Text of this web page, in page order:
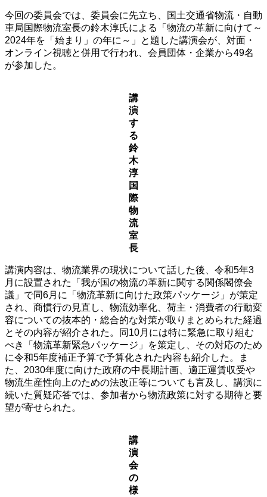
今回の委員会では、委員会に先立ち、国土交通省物流・自動
車局国際物流室長の鈴木淳氏による「物流の革新に向けて～
2024年を「始まり」の年に～」と題した講演会が、対面・
オンライン視聴と併用で行われ、会員団体・企業から49名
が参加した。
講
演
す
る
鈴
木
淳
国
際
物
流
室
長
講演内容は、物流業界の現状について話した後、令和5年3
月に設置された「我が国の物流の革新に関する関係閣僚会
議」で同6月に「物流革新に向けた政策パッケージ」が策定
され、商慣行の見直し、物流効率化、荷主・消費者の行動変
容についての抜本的・総合的な対策が取りまとめられた経過
とその内容が紹介された。同10月には特に緊急に取り組む
べき「物流革新緊急パッケージ」を策定し、その対応のため
に令和5年度補正予算で予算化された内容も紹介した。ま
た、2030年度に向けた政府の中長期計画、適正運賃収受や
物流生産性向上のための法改正等についても言及し、講演に
続いた質疑応答では、参加者から物流政策に対する期待と要
望が寄せられた。
講
演
会
の
様